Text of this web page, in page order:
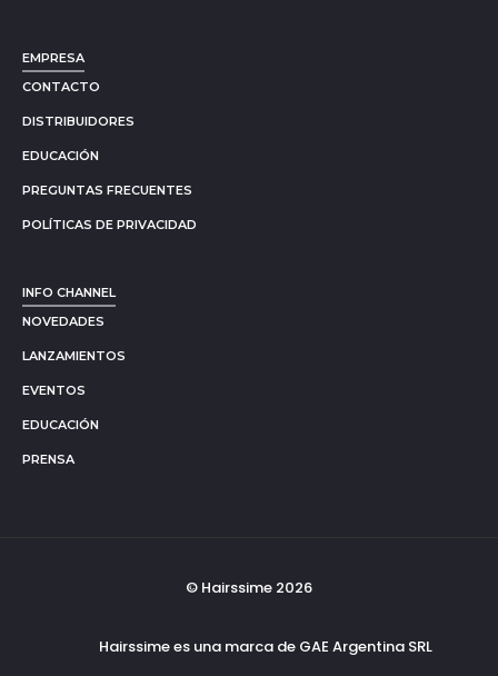
EMPRESA
CONTACTO
DISTRIBUIDORES
EDUCACIÓN
PREGUNTAS FRECUENTES
POLÍTICAS DE PRIVACIDAD
INFO CHANNEL
NOVEDADES
LANZAMIENTOS
EVENTOS
EDUCACIÓN
PRENSA
© Hairssime 2026
Hairssime es una marca de GAE Argentina SRL